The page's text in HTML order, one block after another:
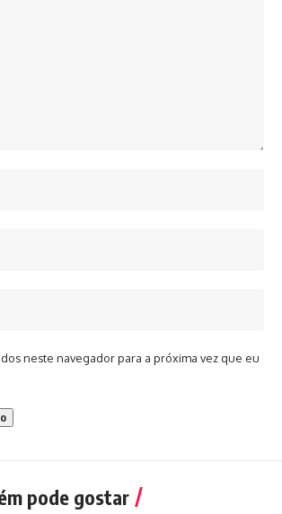
neste navegador para a próxima vez que eu
pode gostar